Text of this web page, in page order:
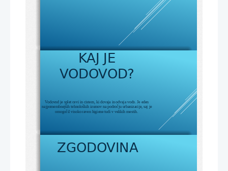
KAJ JE
VODOVOD?
Vodovod je splet cevi in cistern, ki dovaja in odvaja vodo. Je eden
najpomembnejših tehnoloških izumov na področju urbanizacije, saj je
omogočil visoko raven higiene tudi v velikih mestih.
ZGODOVINA